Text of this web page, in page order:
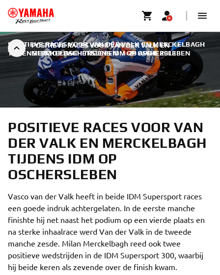
POSITIEVE RACES VOOR VAN DER VALK EN
MERCKELBAGH TIJDENS IDM OP OSCHERSLEBEN
POSITIEVE RACES VOOR VAN DER VALK EN MERCKELBAGH
TIJDENS IDM OP OSCHERSLEBEN | 29 APRIL 2018
POSITIEVE RACES VOOR VAN
DER VALK EN MERCKELBAGH
TIJDENS IDM OP
OSCHERSLEBEN
Vasco van der Valk heeft in beide IDM Supersport races
een goede indruk achtergelaten. In de eerste manche
finishte hij net naast het podium op een vierde plaats en
na sterke inhaalrace werd Van der Valk in de tweede
manche zesde. Milan Merckelbagh reed ook twee
positieve wedstrijden in de IDM Supersport 300, waarbij
hij beide keren als zevende over de finish kwam.